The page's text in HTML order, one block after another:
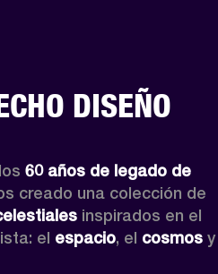
DISEÑO
60 años de legado de
creado una colección de
inspirados en el
el espacio, el cosmos y